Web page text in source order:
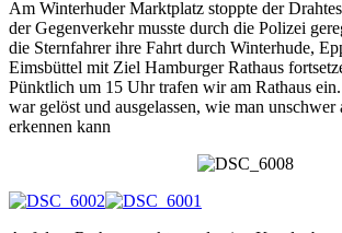
Am Winterhuder Marktplatz stoppte der
der Gegenverkehr musste durch die Polizei
die Sternfahrer ihre Fahrt durch Winterhude,
Eimsbüttel mit Ziel Hamburger Rathaus
Pünktlich um 15 Uhr trafen wir am Rathaus
war gelöst und ausgelassen, wie man
erkennen kann